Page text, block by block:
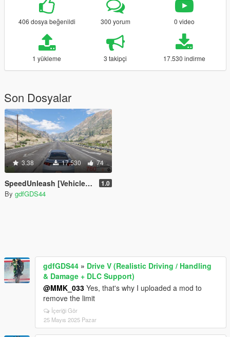
406 dosya beğenildi 300 yorum 0 video
1 yükleme 3 takipçi 17.530 indirme
Son Dosyalar
3.38 17.530 74
SpeedUnleash [Vehicle speed limit remover] 1.0
By gdfGDS44
gdfGDS44 » Drive V (Realistic Driving / Handling
& Damage + DLC Support)
@MMK_033 Yes, that's why I uploaded a mod to
remove the limit
İçeriği Gör
25 Mayıs 2025 Pazar